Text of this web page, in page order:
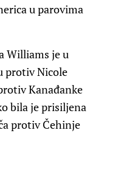
u parovima
Williams je u
protiv Nicole
Kanađanke
bila je prisiljena
protiv Čehinje